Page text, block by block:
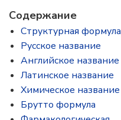
Содержание
Структурная формула
Русское название
Английское название
Латинское название
Химическое название
Брутто формула